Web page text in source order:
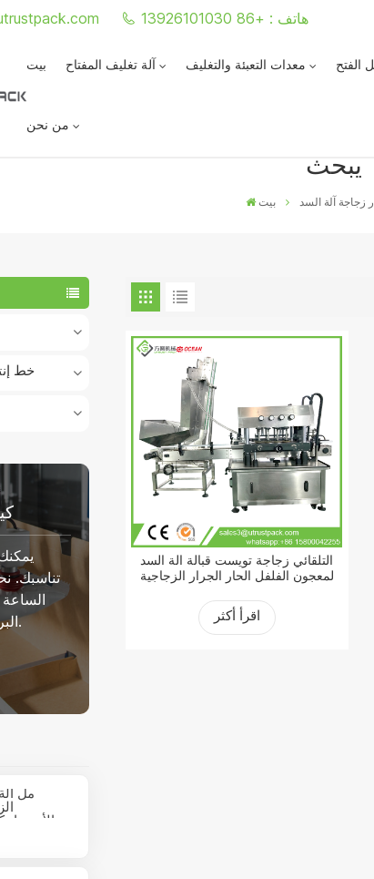
هاتف : +86 13926101030
بيت آلة تغليف المفتاح معدات التعبئة والتغليف الفتح
من نحن
يبحث
بيت زجاجة آلة السد
خط
تناسبك.
البريد الإلكتروني أو الهاتف.
التلقائي زجاجة تويست قبالة آلة السد
لمعجون الفلفل الحار الجرار الزجاجية
اقرأ أكثر